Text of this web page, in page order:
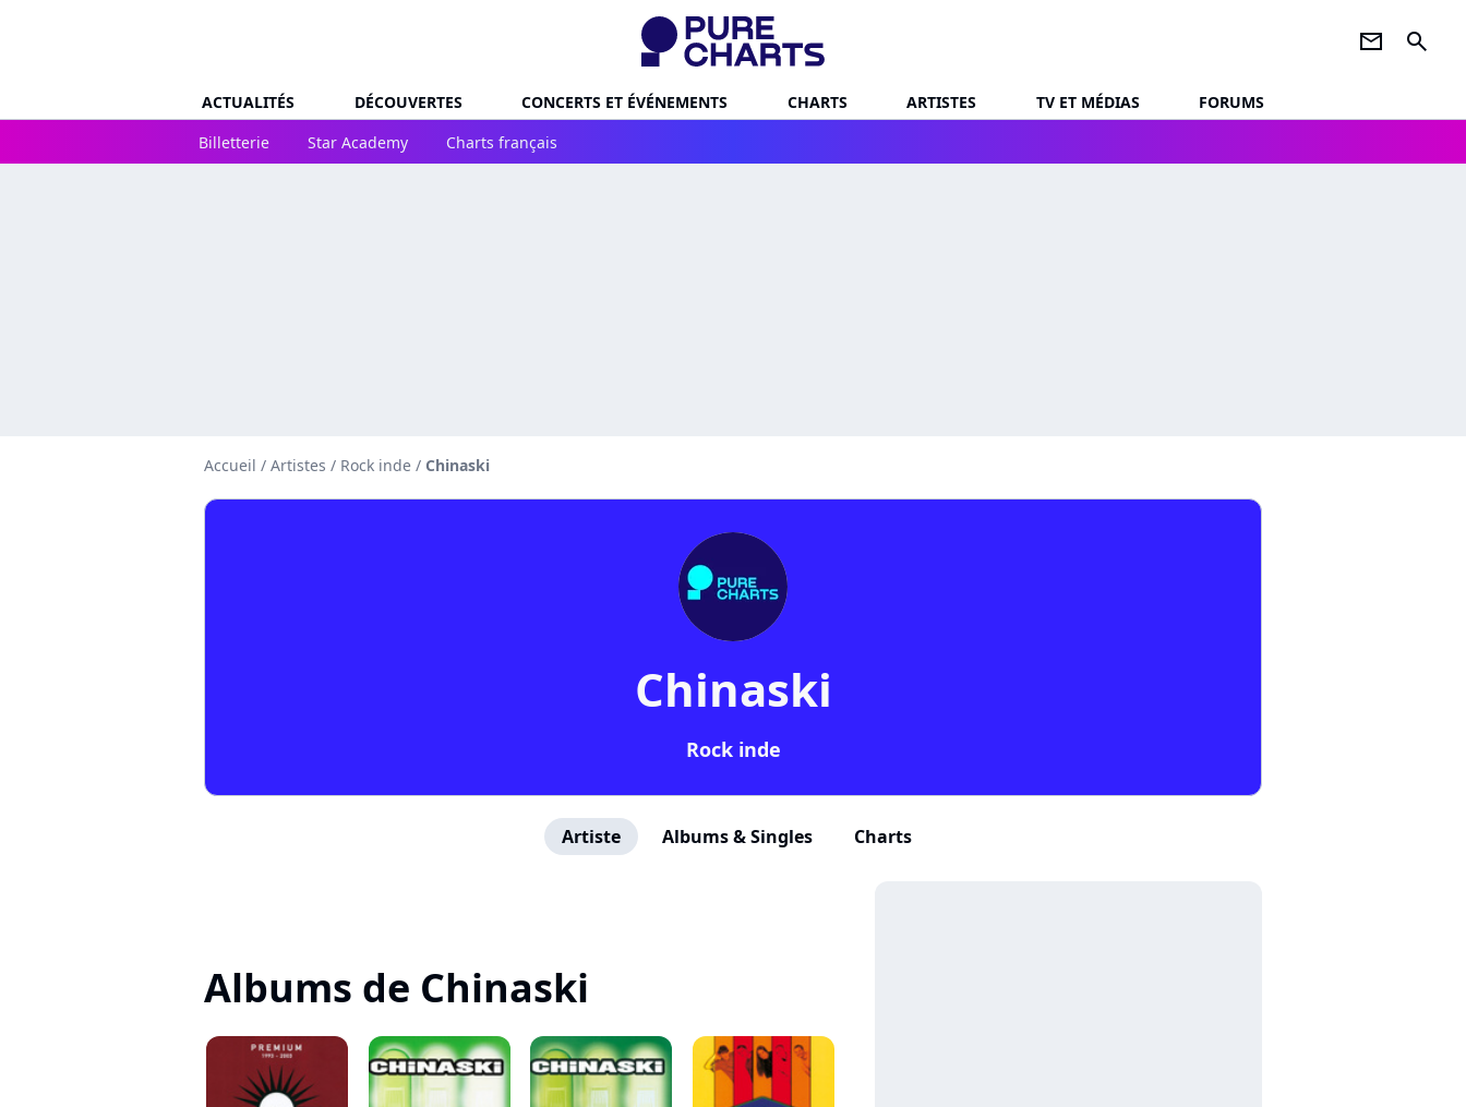
newsletter search
ACTUALITÉS DÉCOUVERTES CONCERTS ET ÉVÉNEMENTS CHARTS ARTISTES TV ET MÉDIAS
FORUMS
Billetterie
Star Academy Charts français
Accueil / Artistes / Rock inde / Chinaski
Chinaski
Rock inde
Artiste Albums & Singles Charts
Albums de Chinaski